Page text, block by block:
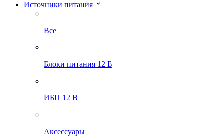
Источники питания
Все
Блоки питания 12 В
ИБП 12 В
Аксессуары